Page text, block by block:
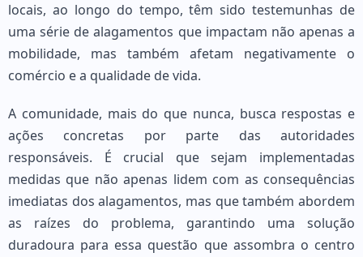
locais, ao longo do tempo, têm sido testemunhas de
uma série de alagamentos que impactam não apenas a
mobilidade, mas também afetam negativamente o
comércio e a qualidade de vida.
A comunidade, mais do que nunca, busca respostas e
ações concretas por parte das autoridades
responsáveis. É crucial que sejam implementadas
medidas que não apenas lidem com as consequências
imediatas dos alagamentos, mas que também abordem
as raízes do problema, garantindo uma solução
duradoura para essa questão que assombra o centro